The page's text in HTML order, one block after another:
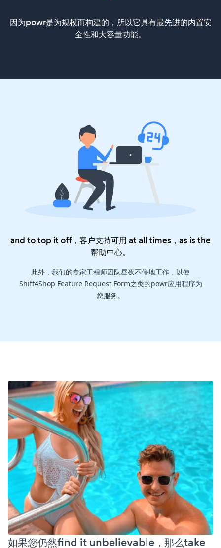
因为powr是为规模而构建的，所以它具有最先进的内置安
全性和大容量功能。
and to top it off，客户支持可用 at all times，as is the
帮助中心。
此外，我们的专家工程师团队昼夜不停地工作，以使
Shift4Shop Feature Request Form之类的powr应用程序为
您服务。
如果您仍然find it unbelievable，那么take